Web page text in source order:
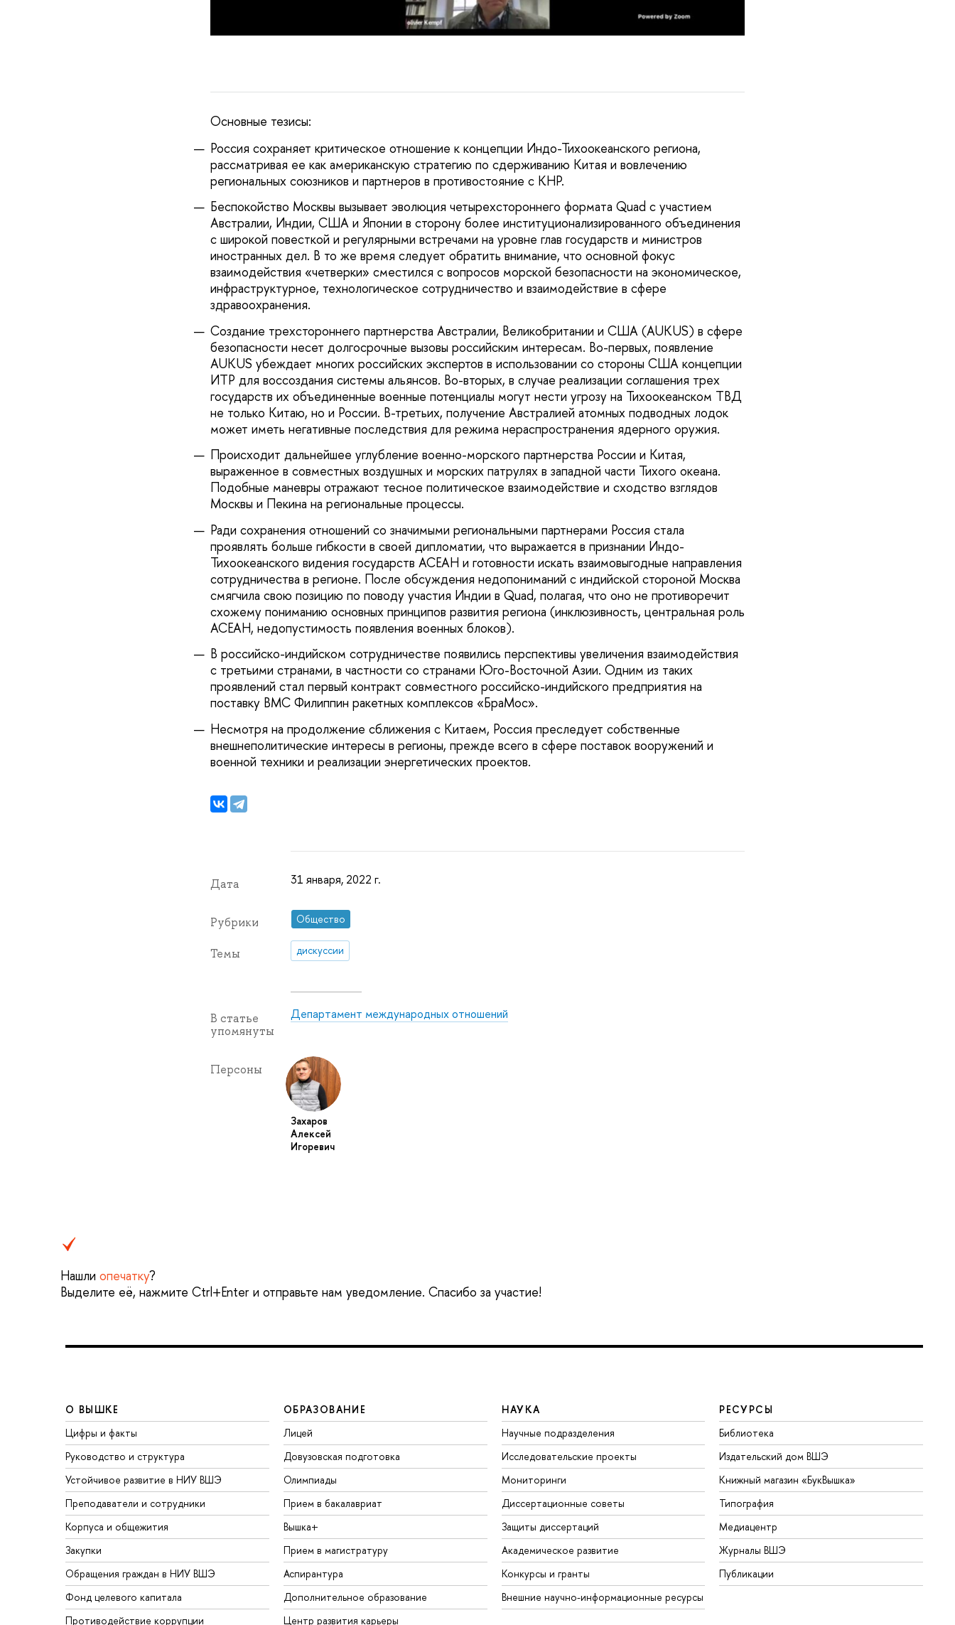
Основные тезисы:
Россия сохраняет критическое отношение к концепции Индо-Тихоокеанского региона,
рассматривая ее как американскую стратегию по сдерживанию Китая и вовлечению
региональных союзников и партнеров в противостояние с КНР.
Беспокойство Москвы вызывает эволюция четырехстороннего формата Quad с участием
Австралии, Индии, США и Японии в сторону более институционализированного объединения
с широкой повесткой и регулярными встречами на уровне глав государств и министров
иностранных дел. В то же время следует обратить внимание, что основной фокус
взаимодействия «четверки» сместился с вопросов морской безопасности на экономическое,
инфраструктурное, технологическое сотрудничество и взаимодействие в сфере
здравоохранения.
Создание трехстороннего партнерства Австралии, Великобритании и США (AUKUS) в сфере
безопасности несет долгосрочные вызовы российским интересам. Во-первых, появление
AUKUS убеждает многих российских экспертов в использовании со стороны США концепции
ИТР для воссоздания системы альянсов. Во-вторых, в случае реализации соглашения трех
государств их объединенные военные потенциалы могут нести угрозу на Тихоокеанском ТВД
не только Китаю, но и России. В-третьих, получение Австралией атомных подводных лодок
может иметь негативные последствия для режима нераспространения ядерного оружия.
Происходит дальнейшее углубление военно-морского партнерства России и Китая,
выраженное в совместных воздушных и морских патрулях в западной части Тихого океана.
Подобные маневры отражают тесное политическое взаимодействие и сходство взглядов
Москвы и Пекина на региональные процессы.
Ради сохранения отношений со значимыми региональными партнерами Россия стала
проявлять больше гибкости в своей дипломатии, что выражается в признании Индо-
Тихоокеанского видения государств АСЕАН и готовности искать взаимовыгодные направления
сотрудничества в регионе. После обсуждения недопониманий с индийской стороной Москва
смягчила свою позицию по поводу участия Индии в Quad, полагая, что оно не противоречит
схожему пониманию основных принципов развития региона (инклюзивность, центральная роль
АСЕАН, недопустимость появления военных блоков).
В российско-индийском сотрудничестве появились перспективы увеличения взаимодействия
с третьими странами, в частности со странами Юго-Восточной Азии. Одним из таких
проявлений стал первый контракт совместного российско-индийского предприятия на
поставку ВМС Филиппин ракетных комплексов «БраМос».
Несмотря на продолжение сближения с Китаем, Россия преследует собственные
внешнеполитические интересы в регионы, прежде всего в сфере поставок вооружений и
военной техники и реализации энергетических проектов.
Дата 31 января, 2022 г.
Рубрики Общество
Темы дискуссии
В статье
упомянуты
Департамент международных отношений
Персоны
Захаров
Алексей
Игоревич
Нашли опечатку?
Выделите её, нажмите Ctrl+Enter и отправьте нам уведомление. Спасибо за участие!
О ВЫШКЕ
Цифры и факты
Руководство и структура
Устойчивое развитие в НИУ ВШЭ
Преподаватели и сотрудники
Корпуса и общежития
Закупки
Обращения граждан в НИУ ВШЭ
Фонд целевого капитала
Противодействие коррупции
ОБРАЗОВАНИЕ
Лицей
Довузовская подготовка
Олимпиады
Прием в бакалавриат
Вышка+
Прием в магистратуру
Аспирантура
Дополнительное образование
Центр развития карьеры
НАУКА
Научные подразделения
Исследовательские проекты
Мониторинги
Диссертационные советы
Защиты диссертаций
Академическое развитие
Конкурсы и гранты
Внешние научно-информационные ресурсы
РЕСУРСЫ
Библиотека
Издательский дом ВШЭ
Книжный магазин «БукВышка»
Типография
Медиацентр
Журналы ВШЭ
Публикации